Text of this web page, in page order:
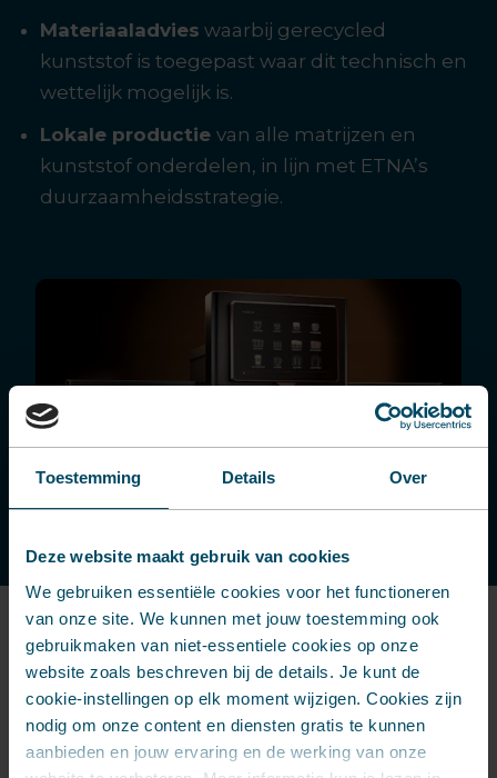
Toestemming Details Over
Deze website maakt gebruik van cookies
We gebruiken essentiële cookies voor het functioneren
van onze site. We kunnen met jouw toestemming ook
gebruikmaken van niet-essentiele cookies op onze
website zoals beschreven bij de details. Je kunt de
cookie-instellingen op elk moment wijzigen. Cookies zijn
nodig om onze content en diensten gratis te kunnen
aanbieden en jouw ervaring en de werking van onze
Materiaaladvies waarbij gerecycled
kunststof is toegepast waar dit technisch en
wettelijk mogelijk is.
Lokale productie van alle matrijzen en
kunststof onderdelen, in lijn met ETNA’s
duurzaamheidsstrategie.
ETNA's
duurzaamheidsambitie:
minimaal 75% van de
onderdelen lokaal sourcen in